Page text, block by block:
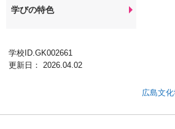
学びの特色
学校ID.GK002661
更新日： 2026.04.02
広島文